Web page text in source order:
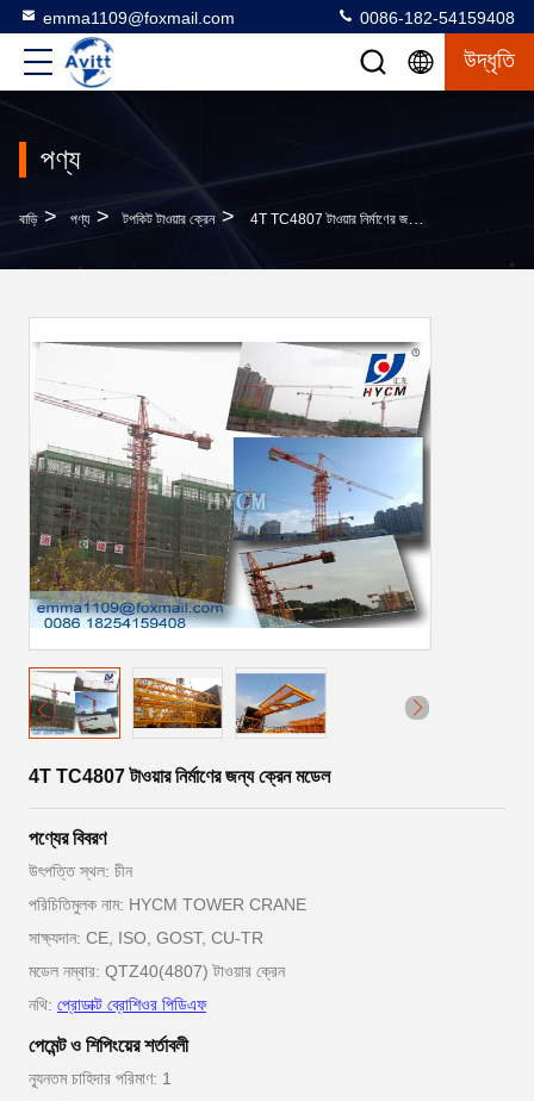
emma1109@foxmail.com 0086-182-54159408
উদ্ধৃতি
পণ্য
বাড়ি > পণ্য > টপকিট টাওয়ার ক্রেন > 4T TC4807 টাওয়ার নির্মাণের জন্য ক্রেন মডেল
4T TC4807 টাওয়ার নির্মাণের জন্য ক্রেন মডেল
পণ্যের বিবরণ
উৎপত্তি স্থল: চীন
পরিচিতিমুলক নাম: HYCM TOWER CRANE
সাক্ষ্যদান: CE, ISO, GOST, CU-TR
মডেল নম্বার: QTZ40(4807) টাওয়ার ক্রেন
নথি: প্রোডাক্ট ব্রোশিওর পিডিএফ
পেমেন্ট ও শিপিংয়ের শর্তাবলী
ন্যূনতম চাহিদার পরিমাণ: 1